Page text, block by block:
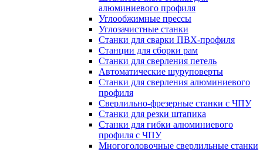
алюминиевого профиля
Углообжимные прессы
Углозачистные станки
Станки для сварки ПВХ-профиля
Станции для сборки рам
Станки для сверления петель
Автоматические шуруповерты
Станки для сверления алюминиевого
профиля
Сверлильно-фрезерные станки с ЧПУ
Станки для резки штапика
Станки для гибки алюминиевого
профиля с ЧПУ
Многоголовочные сверлильные станки